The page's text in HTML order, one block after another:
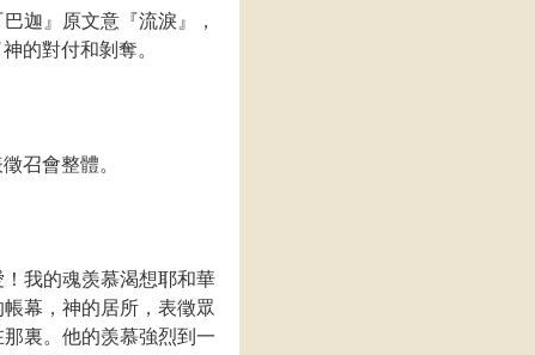
迦』原文意『流淚』，
的對付和剝奪。
徵召會整體。
我的魂羡慕渴想耶和華
幕，神的居所，表徵眾
裏。他的羡慕強烈到一